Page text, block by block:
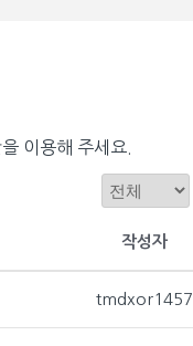
이용해 주세요.
작성자
tmdxor1457